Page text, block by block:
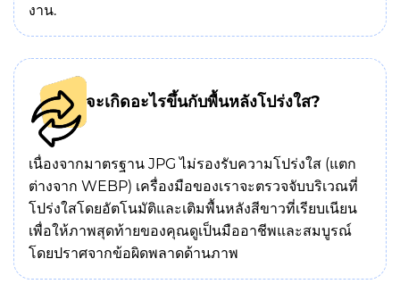
งาน.
จะเกิดอะไรขึ้นกับพื้นหลังโปร่งใส?
เนื่องจากมาตรฐาน JPG ไม่รองรับความโปร่งใส (แตก
ต่างจาก WEBP) เครื่องมือของเราจะตรวจจับบริเวณที่
โปร่งใสโดยอัตโนมัติและเติมพื้นหลังสีขาวที่เรียบเนียน
เพื่อให้ภาพสุดท้ายของคุณดูเป็นมืออาชีพและสมบูรณ์
โดยปราศจากข้อผิดพลาดด้านภาพ